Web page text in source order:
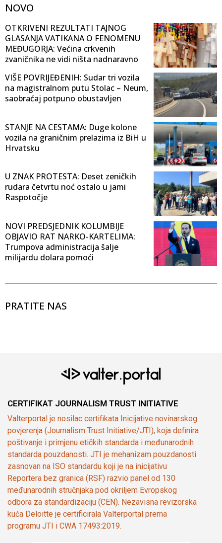
NOVO
OTKRIVENI REZULTATI TAJNOG
GLASANJA VATIKANA O FENOMENU
MEĐUGORJA: Većina crkvenih
zvaničnika ne vidi ništa nadnaravno
VIŠE POVRIJEĐENIH: Sudar tri vozila
na magistralnom putu Stolac – Neum,
saobraćaj potpuno obustavljen
STANJE NA CESTAMA: Duge kolone
vozila na graničnim prelazima iz BiH u
Hrvatsku
U ZNAK PROTESTA: Deset zeničkih
rudara četvrtu noć ostalo u jami
Raspotočje
NOVI PREDSJEDNIK KOLUMBIJE
OBJAVIO RAT NARKO-KARTELIMA:
Trumpova administracija šalje
milijardu dolara pomoći
PRATITE NAS
CERTIFIKAT JOURNALISM TRUST INITIATIVE
Valterportal je nosilac certifikata Inicijative novinarskog
povjerenja (Journalism Trust Initiative/JTI), koja definira
poštivanje i primjenu etičkih standarda i međunarodnih
standarda pouzdanosti. JTI je mehanizam pouzdanosti
zasnovan na ISO standardu koji je na inicijativu
Reportera bez granica (RSF) razvio panel od 130
međunarodnih stručnjaka pod okriljem Evropskog
odbora za standardizaciju (CEN). Nezavisna revizorska
kuća Deloitte je certificirala Valterportal prema
programu JTI i CWA 17493:2019.